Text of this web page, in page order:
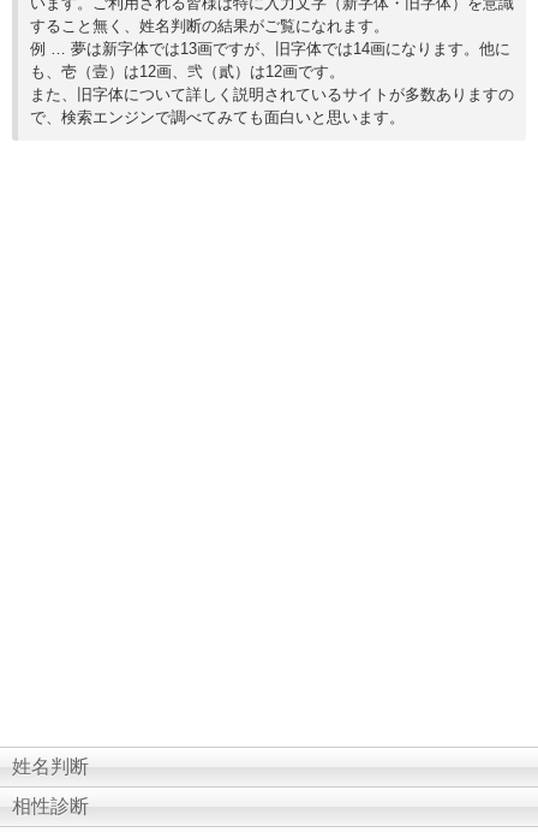
すること無く、姓名判断の結果がご覧になれます。
例 … 夢は新字体では13画ですが、旧字体では14画になります。他に
も、壱（壹）は12画、弐（貳）は12画です。
また、旧字体について詳しく説明されているサイトが多数ありますの
で、検索エンジンで調べてみても面白いと思います。
姓名判断
相性診断